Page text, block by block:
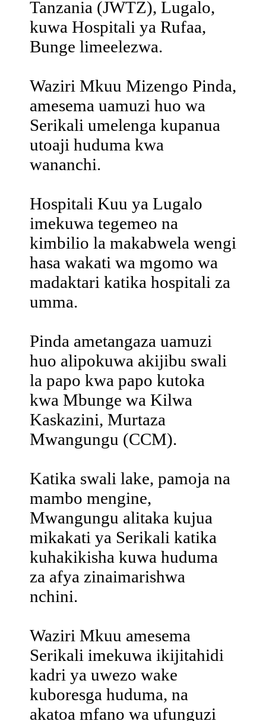
Tanzania (JWTZ), Lugalo,
kuwa Hospitali ya Rufaa,
Bunge limeelezwa.
Waziri Mkuu Mizengo Pinda,
amesema uamuzi huo wa
Serikali umelenga kupanua
utoaji huduma kwa
wananchi.
Hospitali Kuu ya Lugalo
imekuwa tegemeo na
kimbilio la makabwela wengi
hasa wakati wa mgomo wa
madaktari katika hospitali za
umma.
Pinda ametangaza uamuzi
huo alipokuwa akijibu swali
la papo kwa papo kutoka
kwa Mbunge wa Kilwa
Kaskazini, Murtaza
Mwangungu (CCM).
Katika swali lake, pamoja na
mambo mengine,
Mwangungu alitaka kujua
mikakati ya Serikali katika
kuhakikisha kuwa huduma
za afya zinaimarishwa
nchini.
Waziri Mkuu amesema
Serikali imekuwa ikijitahidi
kadri ya uwezo wake
kuboresga huduma, na
akatoa mfano wa ufunguzi